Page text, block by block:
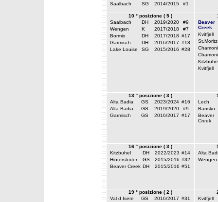
Saalbach
SG 2014/2015 #1
10 ° posizione ( 5 )
Saalbach
DH 2019/2020
#9
Wengen
K 2017/2018
#7
Bormio
DH 2017/2018 #17
Garmisch
DH 2016/2017 #18
Lake Louise
SG 2015/2016 #28
Beaver
Creek
Kvitfjell
St.Moritz
Kvitfjell
13 ° posizione ( 3 )
Alta Badia
GS 2023/2024 #16
Alta Badia
GS 2019/2020
#9
Garmisch
GS 2016/2017 #17
Lech
Bansko
Beaver
Creek
16 ° posizione ( 3 )
Kitzbuhel
DH 2022/2023 #14
Hinterstoder
GS 2015/2016 #32
Beaver Creek DH 2015/2016 #51
Alta
Wengen
19 ° posizione ( 2 )
Val d Isere
GS 2016/2017 #31
Kvitfjell